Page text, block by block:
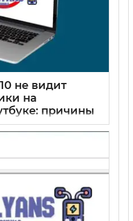
не видит
на
причины